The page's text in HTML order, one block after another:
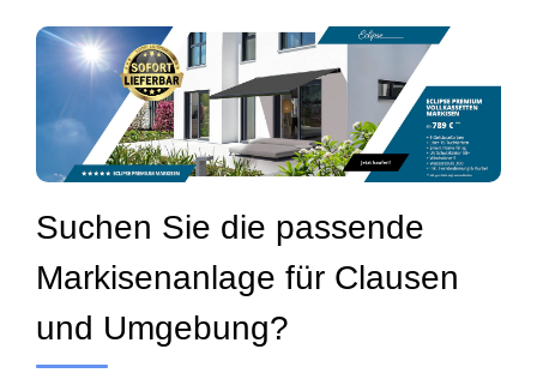
Suchen Sie die passende
Markisenanlage für Clausen
und Umgebung?